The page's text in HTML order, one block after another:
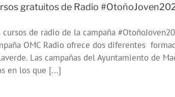
como
intervención
comunitaria
gratuitos de Radio
cursos de radio de la campaña
OMC Radio ofrece dos diferentes
Las campañas del Ayuntamiento de
en los que [...]